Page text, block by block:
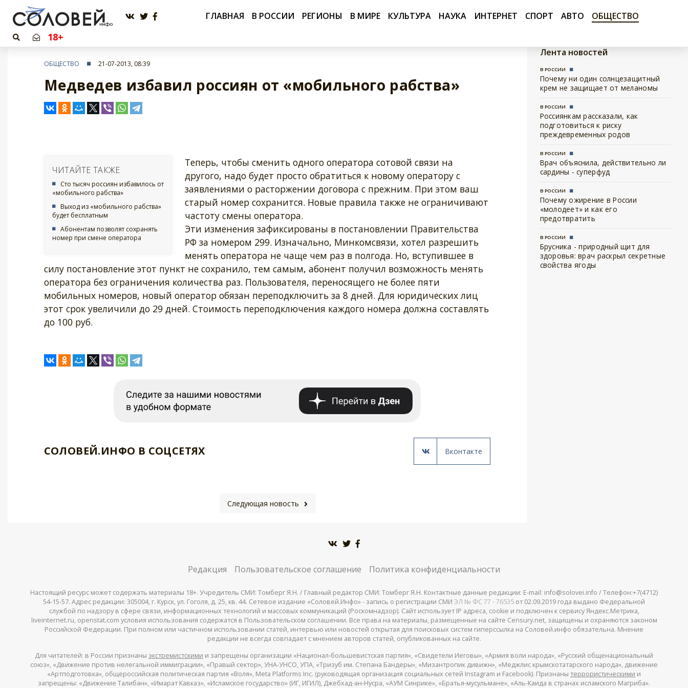
ГЛАВНАЯ В РОССИИ РЕГИОНЫ В МИРЕ КУЛЬТУРА НАУКА ИНТЕРНЕТ СПОРТ АВТО ОБЩЕСТВО
18+
ОБЩЕСТВО 21-07-2013, 08:39
Медведев избавил россиян от «мобильного рабства»
ЧИТАЙТЕ ТАКЖЕ
Сто тысяч россиян избавилось от
«мобильного рабства»
Выход из «мобильного рабства»
будет бесплатным
Абонентам позволят сохранять
номер при смене оператора
Теперь, чтобы сменить одного оператора сотовой связи на
другого, надо будет просто обратиться к новому оператору с
заявлениями о расторжении договора с прежним. При этом ваш
старый номер сохранится. Новые правила также не ограничивают
частоту смены оператора.
Эти изменения зафиксированы в постановлении Правительства
РФ за номером 299. Изначально, Минкомсвязи, хотел разрешить
менять оператора не чаще чем раз в полгода. Но, вступившее в
силу постановление этот пункт не сохранило, тем самым, абонент получил возможность менять
оператора без ограничения количества раз. Пользователя, переносящего не более пяти
мобильных номеров, новый оператор обязан переподключить за 8 дней. Для юридических лиц
этот срок увеличили до 29 дней. Стоимость переподключения каждого номера должна составлять
до 100 руб.
СОЛОВЕЙ.ИНФО В СОЦСЕТЯХ Вконтакте
Следующая новость
Лента новостей
В РОССИИ
Почему ни один солнцезащитный
крем не защищает от меланомы
В РОССИИ
Россиянкам рассказали, как
подготовиться к риску
преждевременных родов
В РОССИИ
Врач объяснила, действительно ли
сардины - суперфуд
В РОССИИ
Почему ожирение в России
«молодеет» и как его
предотвратить
В РОССИИ
Брусника - природный щит для
здоровья: врач раскрыл секретные
свойства ягоды
Редакция Пользовательское соглашение Политика конфиденциальности
Настоящий ресурс может содержать материалы 18+. Учредитель СМИ: Томберг Я.Н. / Главный редактор СМИ: Томберг Я.Н. Контактные данные редакции: E-mail: info@solovei.info / Телефон:+7(4712)
54-15-57. Адрес редакции: 305004, г. Курск, ул. Гоголя, д. 25, кв. 44. Сетевое издание «Соловей.Инфо» - запись о регистрации СМИ ЭЛ № ФС 77 - 76535 от 02.09.2019 года выдано Федеральной
службой по надзору в сфере связи, информационных технологий и массовых коммуникаций (Роскомнадзор). Сайт использует IP адреса, cookie и подключен к сервису Яндекс.Метрика,
liveinternet.ru, openstat.com условия использования содержатся в Пользовательском соглашении. Все права на материалы, размещенные на сайте Censury.net, защищены и охраняются законом
Российской Федерации. При полном или частичном использовании статей, интервью или новостей открытая для поисковых систем гиперссылка на Соловей.инфо обязательна. Мнение
редакции не всегда совпадает с мнением авторов статей, опубликованных на сайте.
Для читателей: в России признаны экстремистскими и запрещены организации «Национал-большевистская партия», «Свидетели Иеговы», «Армия воли народа», «Русский общенациональный
союз», «Движение против нелегальной иммиграции», «Правый сектор», УНА-УНСО, УПА, «Тризуб им. Степана Бандеры», «Мизантропик дивижн», «Меджлис крымскотатарского народа», движение
«Артподготовка», общероссийская политическая партия «Воля», Meta Platforms Inc. (руководящая организация социальных сетей Instagram и Facebook). Признаны террористическими и
запрещены: «Движение Талибан», «Имарат Кавказ», «Исламское государство» (ИГ, ИГИЛ), Джебхад-ан-Нусра, «АУМ Синрике», «Братья-мусульмане», «Аль-Каида в странах исламского Магриба».